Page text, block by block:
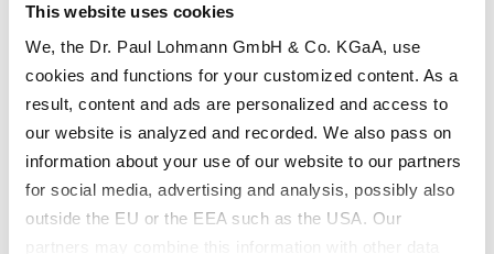
This website uses cookies
We, the Dr. Paul Lohmann GmbH & Co. KGaA, use
cookies and functions for your customized content. As a
result, content and ads are personalized and access to
our website is analyzed and recorded. We also pass on
information about your use of our website to our partners
for social media, advertising and analysis, possibly also
outside the EU or the EEA such as the USA. Our
partners may combine this information with other data
tensioactifs actifs et garantit un dosage cohérent
lors de la production à grande échelle. Dans la
fabrication de produits chimiques, le produit est
apprécié en tant qu'agent de séchage inerte,
éliminant efficacement l'humidité résiduelle des
solvants et des mélanges réactionnels sans
interférer avec les réactions chimiques
sensibles. Dans l'industrie du verre et de la